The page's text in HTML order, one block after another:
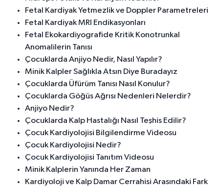
Fetal Kardiyak Yetmezlik ve Doppler Parametreleri
Fetal Kardiyak MRI Endikasyonları
Fetal Ekokardiyografide Kritik Konotrunkal
Anomalilerin Tanısı
Çocuklarda Anjiyo Nedir, Nasıl Yapılır?
Minik Kalpler Sağlıkla Atsın Diye Buradayız
Çocuklarda Üfürüm Tanısı Nasıl Konulur?
Çocuklarda Göğüs Ağrısı Nedenleri Nelerdir?
Anjiyo Nedir?
Çocuklarda Kalp Hastalığı Nasıl Teşhis Edilir?
Çocuk Kardiyolojisi Bilgilendirme Videosu
Çocuk Kardiyolojisi Nedir?
Çocuk Kardiyolojisi Tanıtım Videosu
Minik Kalplerin Yanında Her Zaman
Kardiyoloji ve Kalp Damar Cerrahisi Arasındaki Fark